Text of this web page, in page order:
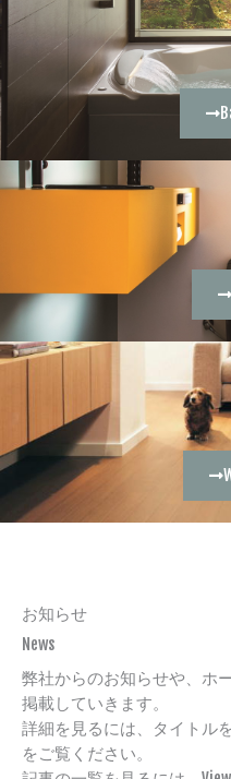
お知らせ
News
弊社からのお知らせや、ホ
掲載していきます。
詳細を見るには、タイトル
をご覧ください。